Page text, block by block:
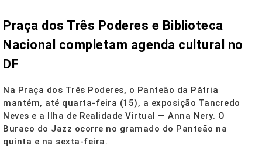
Praça dos Três Poderes e Biblioteca
Nacional completam agenda cultural no
DF
Na Praça dos Três Poderes, o Panteão da Pátria
mantém, até quarta-feira (15), a exposição Tancredo
Neves e a Ilha de Realidade Virtual — Anna Nery. O
Buraco do Jazz ocorre no gramado do Panteão na
quinta e na sexta-feira.